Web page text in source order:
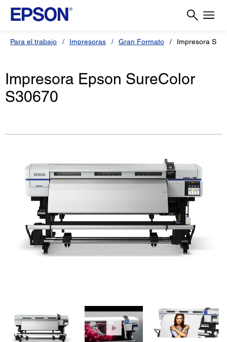
Para el trabajo Impresoras Gran Formato Impresora
Impresora Epson SureColor
S30670